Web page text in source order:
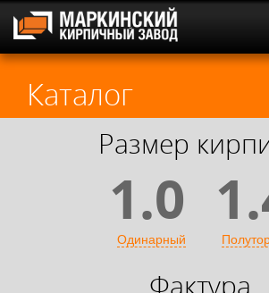
Каталог
Размер
1.0
Одинарный
Фактура